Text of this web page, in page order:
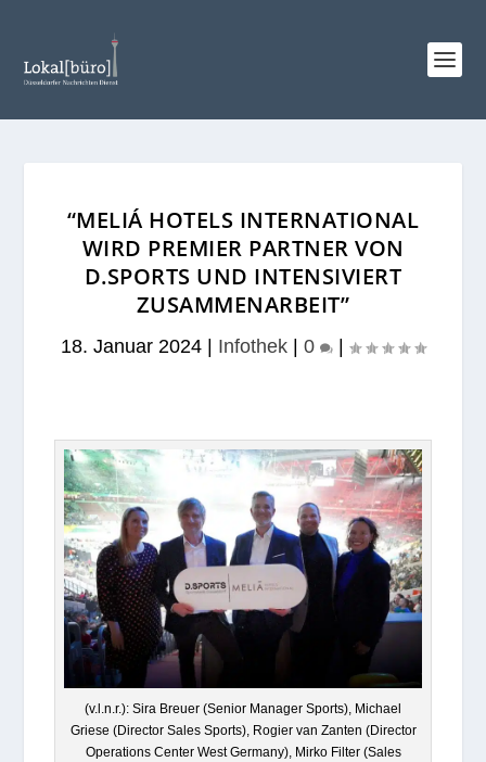
“MELIÁ HOTELS INTERNATIONAL
WIRD PREMIER PARTNER VON
D.SPORTS UND INTENSIVIERT
ZUSAMMENARBEIT”
18. Januar 2024 Infothek 0
(v.l.n.r.): Sira Breuer (Senior Mana­ger Sports), Michael
Griese (Direc­tor Sales Sports), Rogier van Zan­ten (Direc­tor
Ope­ra­ti­ons Cen­ter West Ger­many), Mirko Fil­ter (Sales